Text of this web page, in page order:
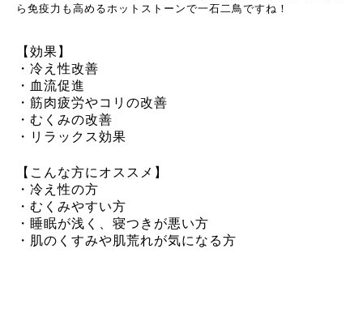
ら免疫力も高めるホットストーンで一石二鳥ですね！
【効果】
・冷え性改善
・血流促進
・筋肉疲労やコリの改善
・むくみの改善
・リラックス効果
【こんな方にオススメ】
・冷え性の方
・むくみやすい方
・睡眠が浅く、寝つきが悪い方
・肌のくすみや肌荒れが気になる方